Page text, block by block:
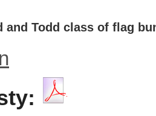
and Todd class of flag